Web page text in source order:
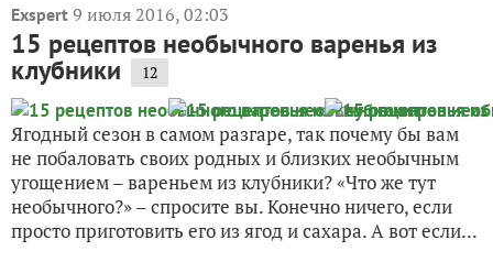
Exspert 9 июля 2016, 02:03
15 рецептов необычного варенья из
клубники 12
Ягодный сезон в самом разгаре, так почему бы вам
не побаловать своих родных и близких необычным
угощением – вареньем из клубники? «Что же тут
необычного?» – спросите вы. Конечно ничего, если
просто приготовить его из ягод и сахара. А вот если...